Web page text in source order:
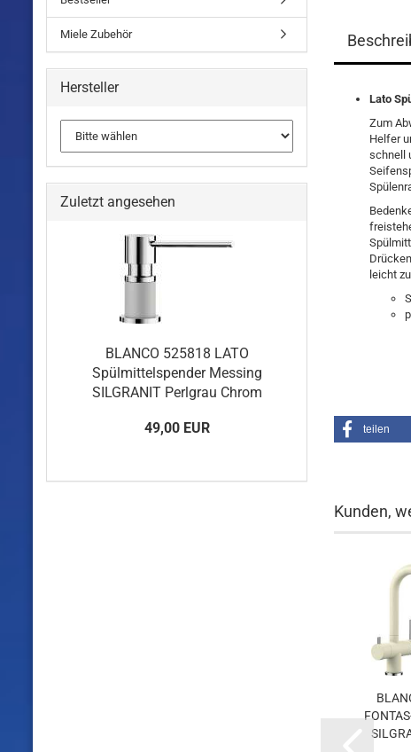
Lato
Zum
Helfer
schnell
leicht
teilen
Kunden,
Miele Zubehör
Hersteller
Zuletzt angesehen
BLANCO 525818 LATO
Spülmittelspender Messing
SILGRANIT Perlgrau Chrom
49,00 EUR